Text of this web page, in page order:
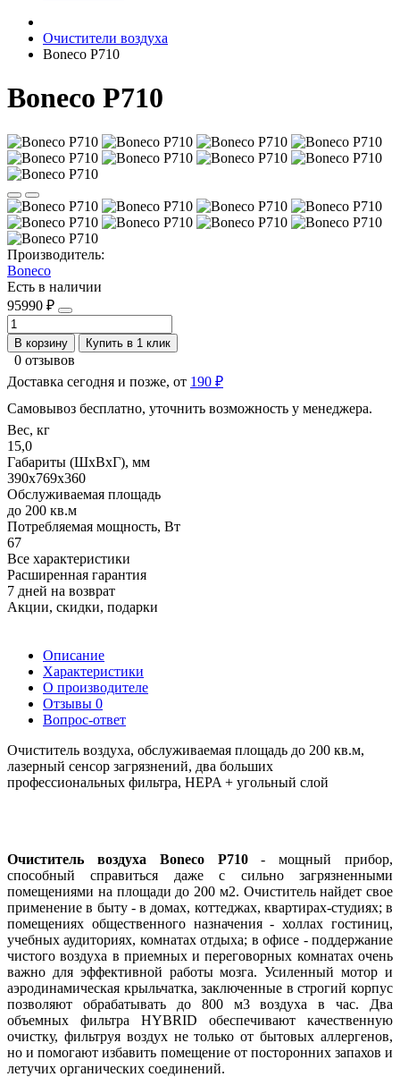
Очистители воздуха
Boneco P710
Boneco P710
Производитель:
Boneco
Есть в наличии
95990 ₽
В корзину Купить в 1 клик
0 отзывов
Доставка сегодня и позже, от 190 ₽
Самовывоз бесплатно, уточнить возможность у менеджера.
Вес, кг
15,0
Габариты (ШхВхГ), мм
390x769x360
Обслуживаемая площадь
до 200 кв.м
Потребляемая мощность, Вт
67
Все характеристики
Расширенная гарантия
7 дней на возврат
Акции, скидки, подарки
Описание
Характеристики
О производителе
Отзывы 0
Вопрос-ответ
Очиститель воздуха, обслуживаемая площадь до 200 кв.м,
лазерный сенсор загрязнений, два больших
профессиональных фильтра, HEPA + угольный слой
Очиститель воздуха Boneco P710- мощный прибор,
способный справиться даже с сильно загрязненными
помещениями на площади до 200 м2. Очиститель найдет свое
применение в быту - в домах, коттеджах, квартирах-студиях; в
помещениях общественного назначения - холлах гостиниц,
учебных аудиториях, комнатах отдыха; в офисе - поддержание
чистого воздуха в приемных и переговорных комнатах очень
важно для эффективной работы мозга. Усиленный мотор и
аэродинамическая крыльчатка, заключенные в строгий корпус
позволяют обрабатывать до 800 м3 воздуха в час. Два
объемных фильтра HYBRID обеспечивают качественную
очистку, фильтруя воздух не только от бытовых аллергенов,
но и помогают избавить помещение от посторонних запахов и
летучих органических соединений.